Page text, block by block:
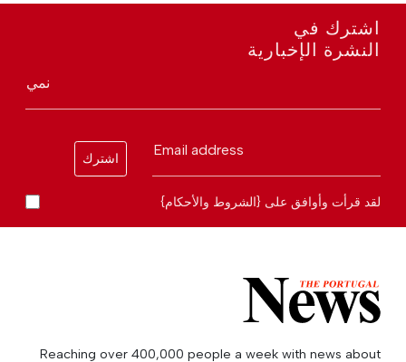
اشترك في
النشرة الإخبارية
نمي
Email address
اشترك
لقد قرأت وأوافق على {الشروط والأحكام}
Reaching over 400,000 people a week with news about